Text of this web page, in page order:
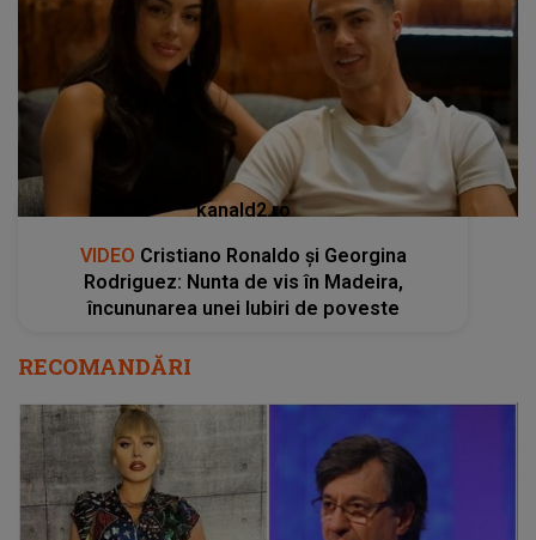
kanald2.ro
VIDEO Cristiano Ronaldo și Georgina
Rodriguez: Nunta de vis în Madeira,
încununarea unei Iubiri de poveste
RECOMANDĂRI